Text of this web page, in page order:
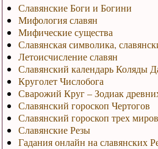
Славянские Боги и Богини
Мифология славян
Мифические существа
Славянская символика,
Летоисчисление славян
Славянский календарь Коляды
Круголет Числобога
Сварожий Круг – Зодиак
Славянский гороскоп Чертогов
Славянский гороскоп трех миров
Славянские Резы
Гадания онлайн на славянских